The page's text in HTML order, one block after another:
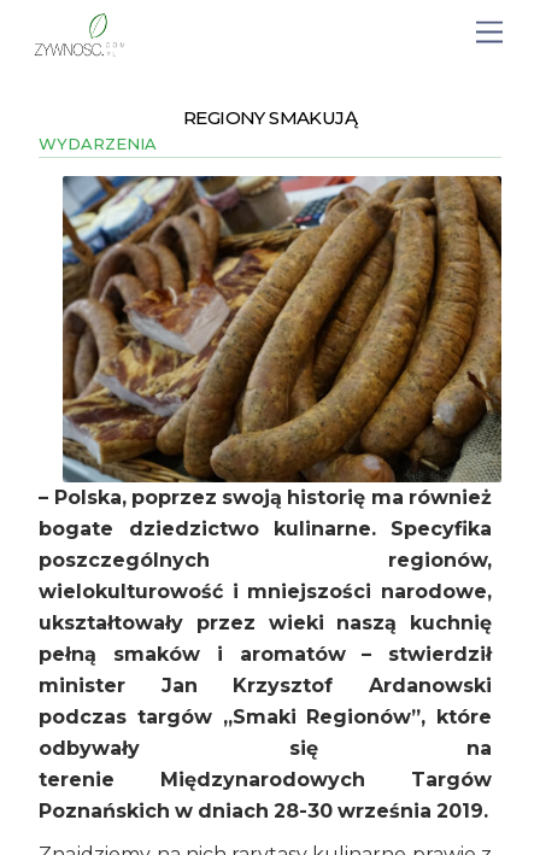
REGIONY SMAKUJĄ
WYDARZENIA
– Polska, poprzez swoją historię ma również
bogate dziedzictwo kulinarne. Specyfika
poszczególnych regionów,
wielokulturowość i mniejszości narodowe,
ukształtowały przez wieki naszą kuchnię
pełną smaków i aromatów – stwierdził
minister Jan Krzysztof Ardanowski
podczas targów „Smaki Regionów”, które
odbywały się na
terenie Międzynarodowych Targów
Poznańskich w dniach 28-30 września 2019.